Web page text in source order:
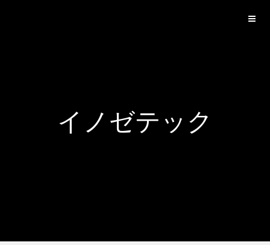
イノゼテック